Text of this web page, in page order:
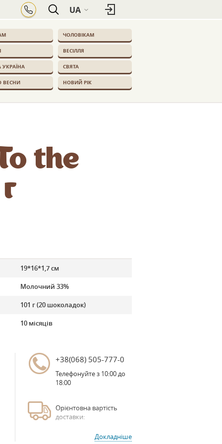
UA
ЧОЛОВІКАМ
ВЕСІЛЛЯ
СВЯТА
ВЕСНИ НОВИЙ РІК
the
19*16*1,7 см
Молочний 33%
101 г (20 шоколадок)
10 місяців
+38(068) 505-777-0
Телефонуйте з 10:00 до
18:00
Орієнтовна вартість
доставки:
Докладніше